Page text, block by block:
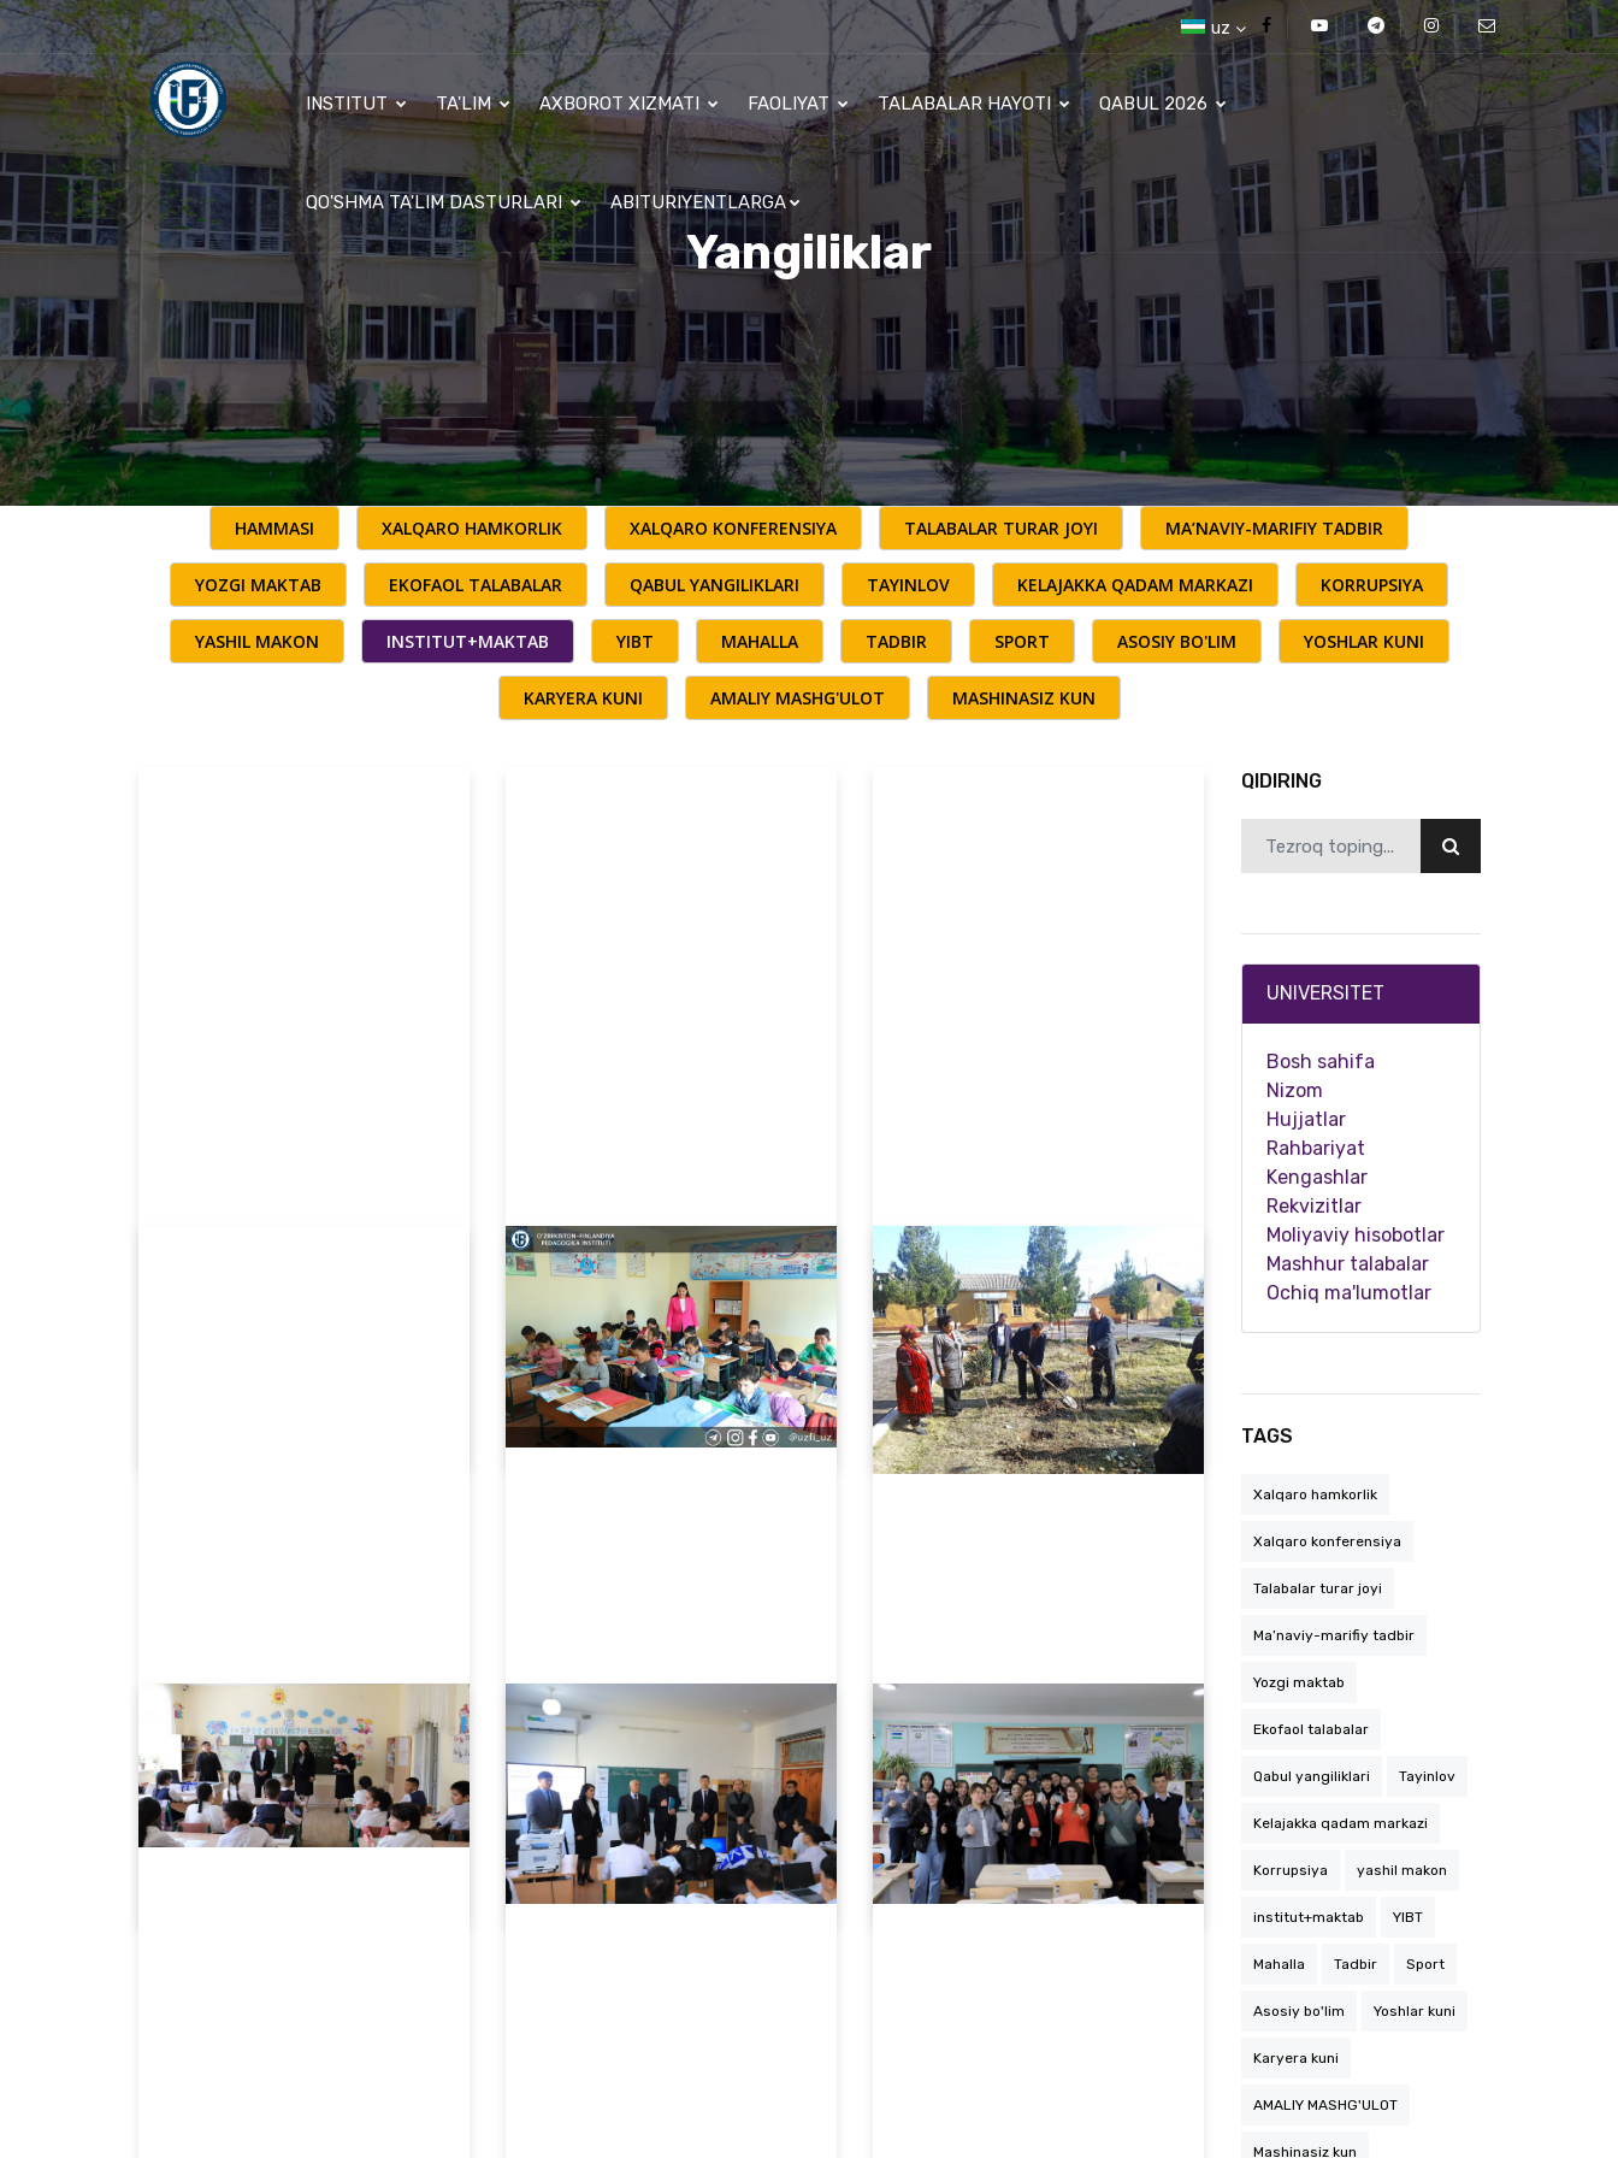
uz
INSTITUT TA'LIM AXBOROT XIZMATI FAOLIYAT TALABALAR HAYOTI QABUL 2026
QO'SHMA TA'LIM DASTURLARI ABITURIYENTLARGA
Yangiliklar
HAMMASI XALQARO HAMKORLIK XALQARO KONFERENSIYA TALABALAR TURAR JOYI MA’NAVIY-MARIFIY TADBIR
YOZGI MAKTAB EKOFAOL TALABALAR QABUL YANGILIKLARI TAYINLOV KELAJAKKA QADAM MARKAZI KORRUPSIYA
YASHIL MAKON INSTITUT+MAKTAB YIBT MAHALLA TADBIR SPORT ASOSIY BO'LIM YOSHLAR KUNI
KARYERA KUNI AMALIY MASHG'ULOT MASHINASIZ KUN
04.28.2026 3228
Samarqand davlat pedagogika institutida “Ochiq eshiklar kuni” tadbiri o‘tkazildi
11.26.2025 6791
Samarqand davlat pedagogika institutiga Qozog‘istondagi L.N. Gumilyov nomidagi Yevroosiyo…
10.27.2025 6598 11.24.2024 2949
O‘zbekiston-Finlandiya pedagogika institutining maktablar bilan hamkorligi davom etmoqda
11.22.2024 7921
Institut va maktablar hamkorligi davom etmoqda
QIDIRING
UNIVERSITET
Bosh sahifa
Nizom
Hujjatlar
Rahbariyat
Kengashlar
Rekvizitlar
Moliyaviy hisobotlar
Mashhur talabalar
Ochiq ma'lumotlar
TAGS
Xalqaro hamkorlik
Xalqaro konferensiya
Talabalar turar joyi
Ma’naviy-marifiy tadbir
Yozgi maktab
Ekofaol talabalar
Qabul yangiliklari Tayinlov
Kelajakka qadam markazi
Korrupsiya yashil makon
institut+maktab YIBT
Mahalla Tadbir Sport
Asosiy bo'lim Yoshlar kuni
Karyera kuni
AMALIY MASHG'ULOT
Mashinasiz kun